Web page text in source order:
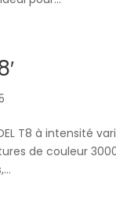
T8 à intensité
de couleur